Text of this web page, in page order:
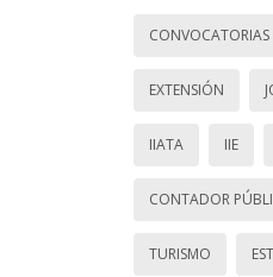
CONVOCATORIAS
EXTENSIÓN
IIATA IIE
CONTADOR
TURISMO